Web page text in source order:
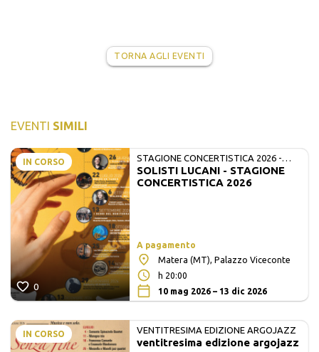
TORNA AGLI EVENTI
EVENTI SIMILI
IN CORSO
0
STAGIONE CONCERTISTICA 2026 -
MATE E SOLISTI LUCANI
SOLISTI LUCANI - STAGIONE
CONCERTISTICA 2026
A pagamento
Matera (MT), Palazzo Viceconte
h 20:00
10 mag 2026 – 13 dic 2026
IN CORSO VENTITRESIMA EDIZIONE ARGOJAZZ
ventitresima edizione argojazz